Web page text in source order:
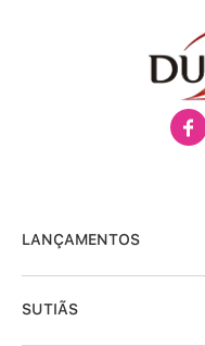
LANÇAMENTOS
SUTIÃS